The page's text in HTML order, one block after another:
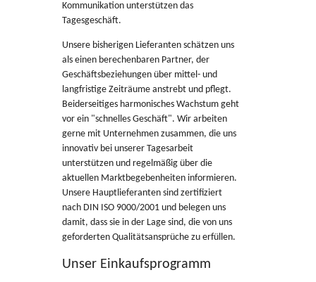
Kommunikation unterstützen das
Tagesgeschäft.
Unsere bisherigen Lieferanten schätzen uns
als einen berechenbaren Partner, der
Geschäftsbeziehungen über mittel- und
langfristige Zeiträume anstrebt und pflegt.
Beiderseitiges harmonisches Wachstum geht
vor ein "schnelles Geschäft". Wir arbeiten
gerne mit Unternehmen zusammen, die uns
innovativ bei unserer Tagesarbeit
unterstützen und regelmäßig über die
aktuellen Marktbegebenheiten informieren.
Unsere Hauptlieferanten sind zertifiziert
nach DIN ISO 9000/2001 und belegen uns
damit, dass sie in der Lage sind, die von uns
geforderten Qualitätsansprüche zu erfüllen.
Unser Einkaufsprogramm